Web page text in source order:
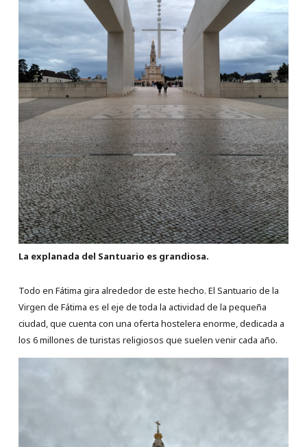
La explanada del Santuario es grandiosa.
Todo en Fátima gira alrededor de este hecho. El Santuario de la
Virgen de Fátima es el eje de toda la actividad de la pequeña
ciudad, que cuenta con una oferta hostelera enorme, dedicada a
los 6 millones de turistas religiosos que suelen venir cada año.